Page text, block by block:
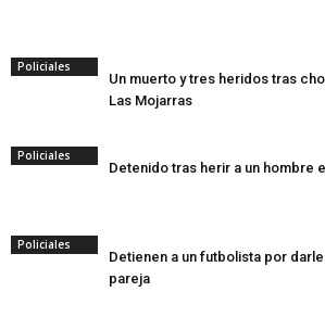
Policiales
Un muerto y tres heridos tras
Las Mojarras
Policiales
Detenido tras herir a un hombre
Policiales
Detienen a un futbolista por
pareja